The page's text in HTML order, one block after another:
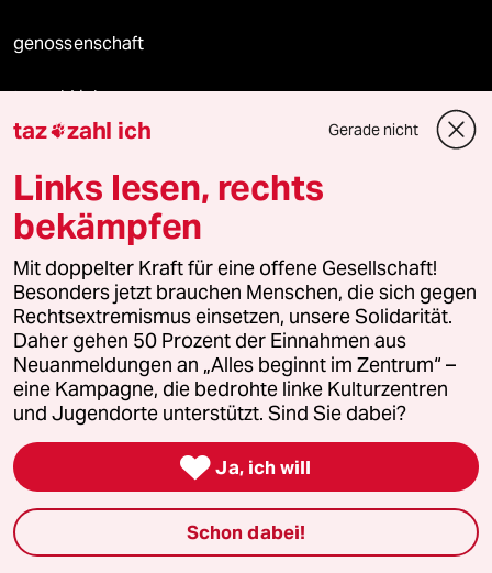
genossenschaft
taz zahl ich
panterstiftung
panterpreis 2026
Podcast
bundestalk
fernverbindung
klima update°
taz zahl ich Gerade nicht
Links lesen, rechts
bekämpfen
Mit doppelter Kraft für eine offene Gesellschaft!
Besonders jetzt brauchen Menschen, die sich gegen
Rechtsextremismus einsetzen, unsere Solidarität.
Daher gehen 50 Prozent der Einnahmen aus
Neuanmeldungen an „Alles beginnt im Zentrum“ –
eine Kampagne, die bedrohte linke Kulturzentren
und Jugendorte unterstützt. Sind Sie dabei?
 Ja, ich will
Schon dabei!